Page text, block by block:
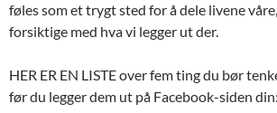
føles som et trygt sted for å dele livene
forsiktige med hva vi legger ut der.
HER ER EN LISTE over fem ting du bør
før du legger dem ut på Facebook-siden din: